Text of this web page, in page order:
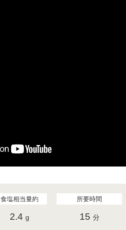
食塩相当量約
2.4 g
所要時間
15 分